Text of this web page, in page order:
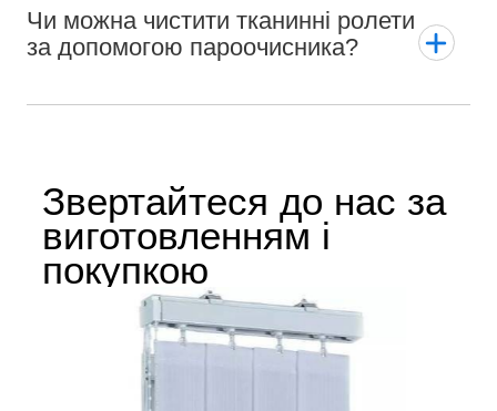
Чи можна чистити тканинні ролети
за допомогою пароочисника?
Звертайтеся до нас за
виготовленням і
покупкою